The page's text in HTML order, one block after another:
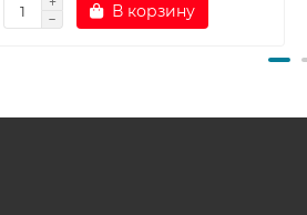
В корзину